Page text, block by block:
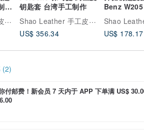
化
Shao Leather 手工皮具 手工表带订制
钥匙套 台湾手工制作
Shao Leather 手工皮具 手工表带订制
US$ 356.34
Benz
C200
AMG
US$ 178.17
(2)
付邮费！新会员 7 天内于 APP 下单满 US$